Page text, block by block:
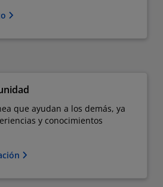
que ayudan a los demás, ya
y conocimientos